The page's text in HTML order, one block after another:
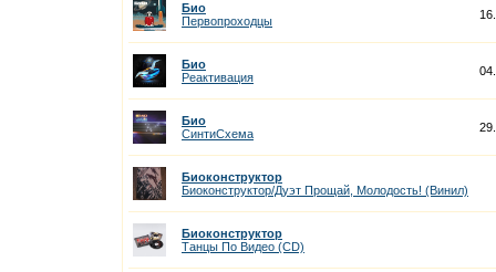
Био
Первопроходцы
Био
Реактивация
Био
СинтиСхема
Биоконструктор
Биоконструктор/Дуэт Прощай, Молодость! (Винил)
Биоконструктор
Танцы По Видео (CD)